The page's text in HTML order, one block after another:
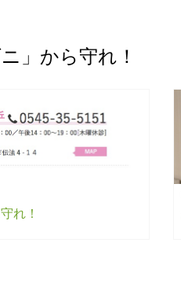
」から守れ！
れ！